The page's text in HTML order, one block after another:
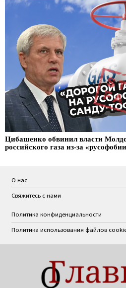
Цибашенко обвинил власти
российского газа из-за
О нас
Свяжитесь с нами
Политика конфиденциальности
Политика использования файлов